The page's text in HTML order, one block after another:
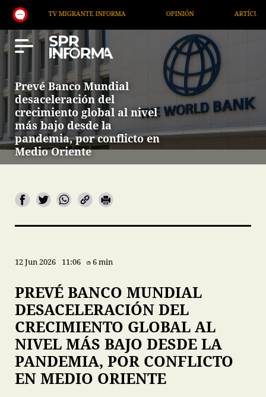
TV MIGRANTE INFORMA OPINIÓN ARTÍCULOS
Prevé Banco Mundial
desaceleración del
crecimiento global al nivel
más bajo desde la
pandemia, por conflicto en
Medio Oriente
12 Jun 2026 11:06 6 min
PREVÉ BANCO MUNDIAL
DESACELERACIÓN DEL
CRECIMIENTO GLOBAL AL
NIVEL MÁS BAJO DESDE LA
PANDEMIA, POR CONFLICTO
EN MEDIO ORIENTE